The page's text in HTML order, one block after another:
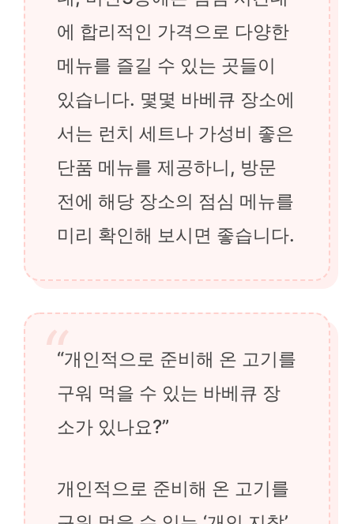
에 합리적인 가격으로 다양한
메뉴를 즐길 수 있는 곳들이
있습니다. 몇몇 바베큐 장소에
서는 런치 세트나 가성비 좋은
단품 메뉴를 제공하니, 방문
전에 해당 장소의 점심 메뉴를
미리 확인해 보시면 좋습니다.
“개인적으로 준비해 온 고기를
구워 먹을 수 있는 바베큐 장
소가 있나요?”
개인적으로 준비해 온 고기를